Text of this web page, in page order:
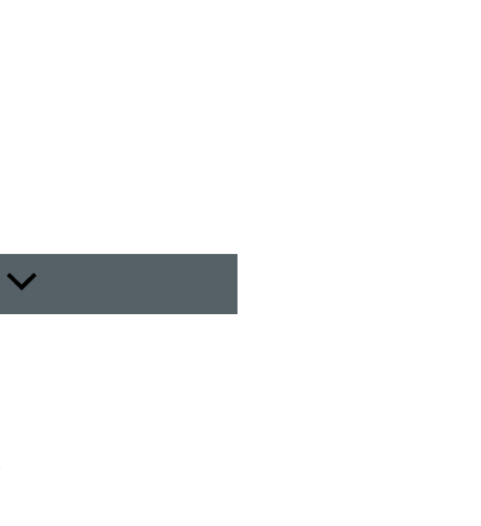
Переключатель